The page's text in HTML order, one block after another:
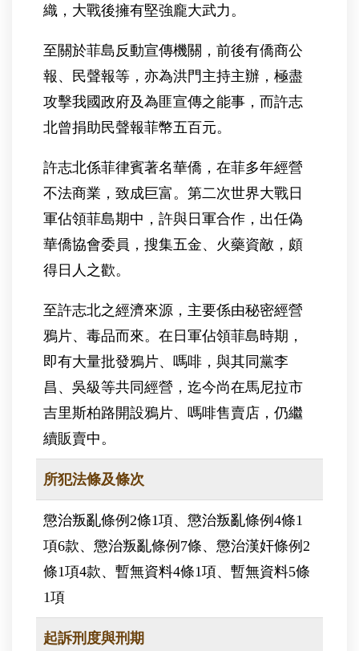
織，大戰後擁有堅強龐大武力。
至關於菲島反動宣傳機關，前後有僑商公
報、民聲報等，亦為洪門主持主辦，極盡
攻擊我國政府及為匪宣傳之能事，而許志
北曾捐助民聲報菲幣五百元。
許志北係菲律賓著名華僑，在菲多年經營
不法商業，致成巨富。第二次世界大戰日
軍佔領菲島期中，許與日軍合作，出任偽
華僑協會委員，搜集五金、火藥資敵，頗
得日人之歡。
至許志北之經濟來源，主要係由秘密經營
鴉片、毒品而來。在日軍佔領菲島時期，
即有大量批發鴉片、嗎啡，與其同黨李
昌、吳級等共同經營，迄今尚在馬尼拉市
吉里斯柏路開設鴉片、嗎啡售賣店，仍繼
續販賣中。
所犯法條及條次
懲治叛亂條例2條1項、懲治叛亂條例4條1
項6款、懲治叛亂條例7條、懲治漢奸條例2
條1項4款、暫無資料4條1項、暫無資料5條
1項
起訴刑度與刑期